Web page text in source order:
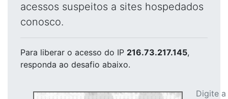
acessos suspeitos a sites hospedados
conosco.
Para liberar o acesso do IP 216.73.217.145,
responda ao desafio abaixo.
Digite